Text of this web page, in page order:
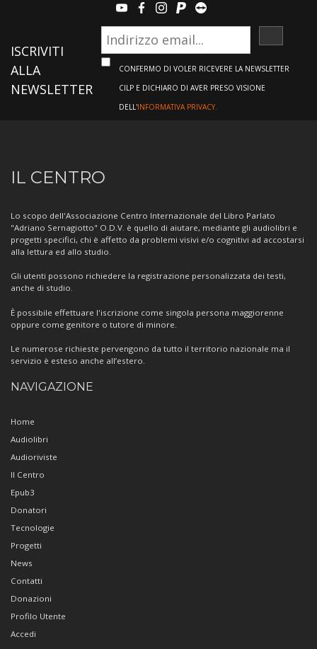
youtubefacebook
instagram
paypalteamviewer
ISCRIVITI
ALLA
NEWSLETTER
CONFERMO DI VOLER RICEVERE LA NEWSLETTER
CILP E DICHIARO DI AVER PRESO VISIONE
DELL'INFORMATIVA PRIVACY.
Informazioni
sul
Centro
IL CENTRO
Lo scopo dell'Associazione Centro Internazionale del Libro Parlato
"Adriano Sernagiotto" O.D.V. è quello di aiutare, mediante gli audiolibri e
progetti specifici, chi è affetto da problemi visivi e/o cognitivi ad accostarsi
alla lettura ed allo studio.
Gli utenti possono richiedere la registrazione personalizzata dei testi,
anche di studio.
È possibile effettuare l'iscrizione come singola persona maggiorenne
oppure come genitore o tutore di minore.
Le numerose richieste pervengono da tutto il territorio nazionale ma il
servizio è esteso anche all’estero.
NAVIGAZIONE
Home
Audiolibri
Audioriviste
Il Centro
Epub3
Donatori
Tecnologie
Progetti
News
Contatti
Donazioni
Profilo Utente
Accedi